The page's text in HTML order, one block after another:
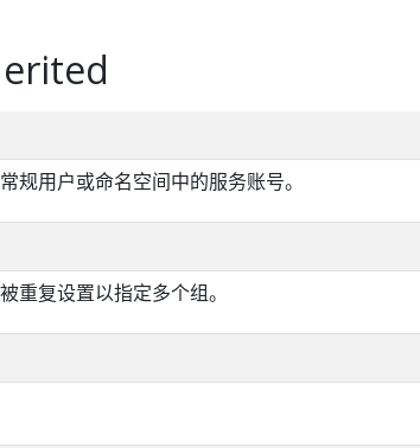
规用户或命名空间中的服务账号。
重复设置以指定多个组。